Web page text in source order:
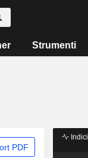
Strumenti
PDF
Indici